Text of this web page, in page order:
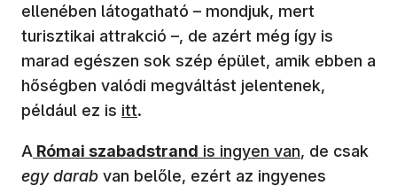
ellenében látogatható – mondjuk, mert
turisztikai attrakció –, de azért még így is
marad egészen sok szép épület, amik ebben a
hőségben valódi megváltást jelentenek,
például ez is itt.
A Római szabadstrand is ingyen van, de csak
egy darab van belőle, ezért az ingyenes